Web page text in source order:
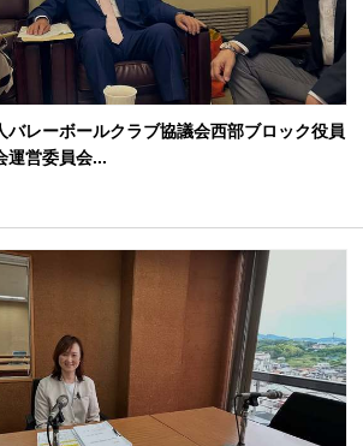
バレーボールクラブ協議会西部ブロック役員
運営委員会...